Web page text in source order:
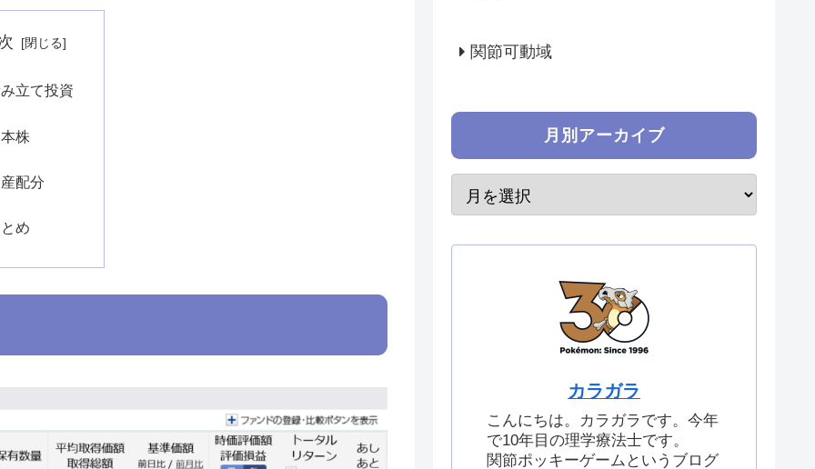
立て投資
株
配分
め
関節可動域
月別アーカイブ
カラガラ
こんにちは。カラガラです。今年
で10年目の理学療法士です。
関節ポッキーゲームというブログ